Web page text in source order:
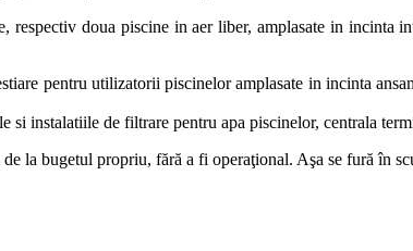
doua piscine in aer liber, amplasate in incinta
pentru utilizatorii piscinelor amplasate in incinta
si instalatiile de filtrare pentru apa piscinelor, centrala
la bugetul propriu, fără a fi operaţional. Aşa se fură în